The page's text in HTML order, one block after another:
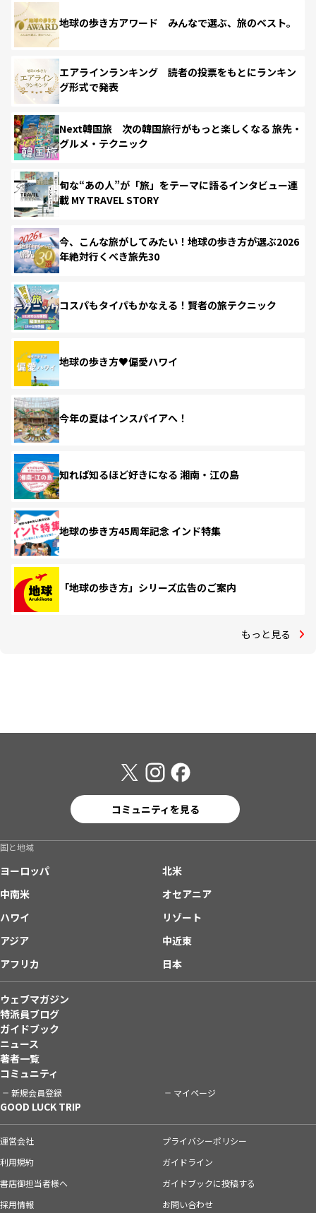
地球の歩き方アワード みんなで選ぶ、旅のベスト。
エアラインランキング 読者の投票をもとにランキン
グ形式で発表
Next韓国旅 次の韓国旅行がもっと楽しくなる 旅先・
グルメ・テクニック
旬な“あの人”が「旅」をテーマに語るインタビュー連
載 MY TRAVEL STORY
今、こんな旅がしてみたい！地球の歩き方が選ぶ2026
年絶対行くべき旅先30
コスパもタイパもかなえる！賢者の旅テクニック
地球の歩き方♥偏愛ハワイ
今年の夏はインスパイアへ！
知れば知るほど好きになる 湘南・江の島
地球の歩き方45周年記念 インド特集
「地球の歩き方」シリーズ広告のご案内
もっと見る
コミュニティを見る
国と地域
ヨーロッパ
北米
中南米
オセアニア
ハワイ
リゾート
アジア
中近東
アフリカ
日本
ウェブマガジン
特派員ブログ
ガイドブック
ニュース
著者一覧
コミュニティ
新規会員登録 マイページ
GOOD LUCK TRIP
運営会社
プライバシーポリシー
利用規約
ガイドライン
書店御担当者様へ
ガイドブックに投稿する
採用情報
お問い合わせ